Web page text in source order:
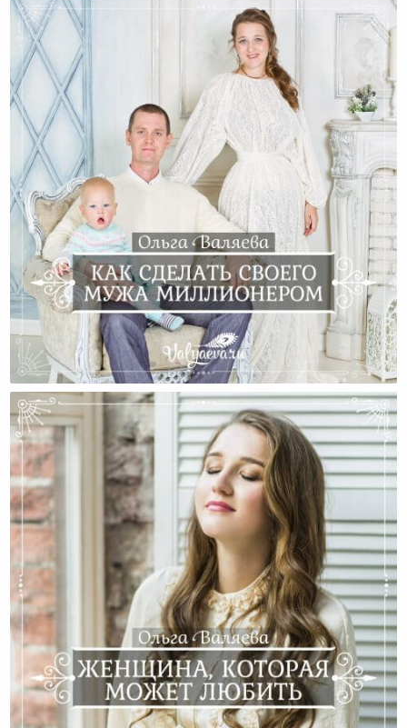
Как Сделать Своего Мужа Миллионером